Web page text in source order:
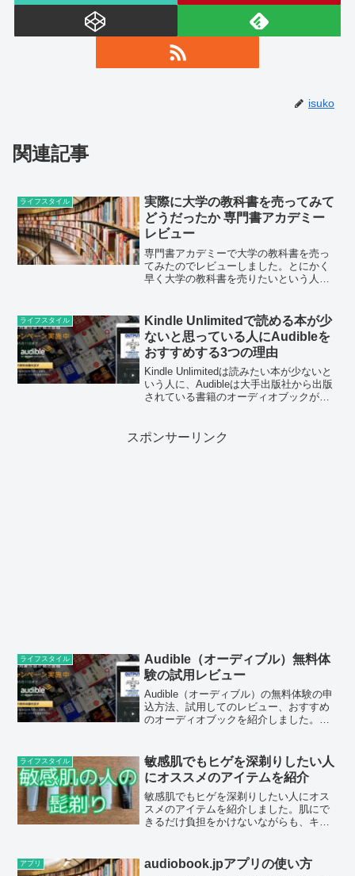
isuko
関連記事
ライフスタイル
実際に大学の教科書を売ってみて
どうだったか 専門書アカデミー
レビュー
専門書アカデミーで大学の教科書を売っ
てみたのでレビューしました。とにかく
早く大学の教科書を売りたいという人
ライフスタイル
Kindle Unlimitedで読める本が少
ないと思っている人にAudibleを
おすすめする3つの理由
Kindle Unlimitedは読みたい本が少ないと
いう人に、Audibleは大手出版社から出版
されている書籍のオーディオブックが聴
スポンサーリンク
ライフスタイル
Audible（オーディブル）無料体
験の試用レビュー
Audible（オーディブル）の無料体験の申
込方法、試用してのレビュー、おすすめ
のオーディオブックを紹介しました。無
になりました。
ライフスタイル
敏感肌でもヒゲを深剃りしたい人
にオススメのアイテムを紹介
敏感肌でもヒゲを深剃りしたい人にオス
スメのアイテムを紹介しました。肌にで
きるだけ負担をかけないながらも、キレ
アプリ audiobook.jpアプリの使い方